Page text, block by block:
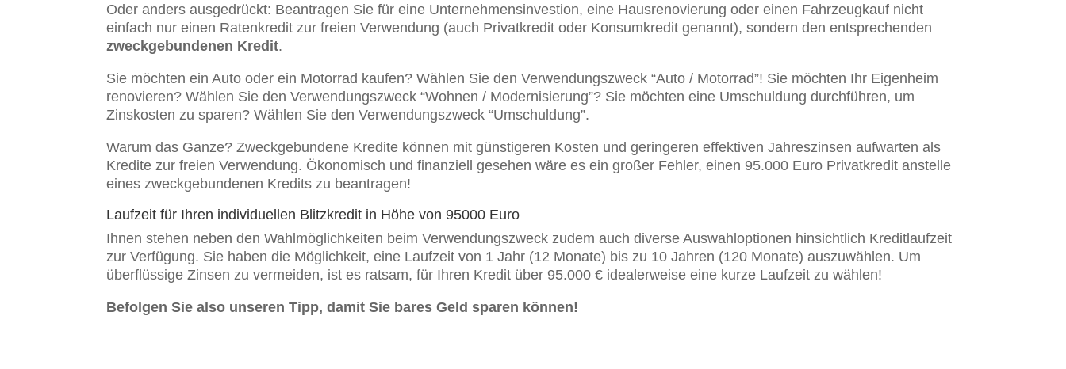
Oder anders ausgedrückt: Beantragen Sie für eine Unternehmensinvestion, eine Hausrenovierung oder einen Fahrzeugkauf nicht
einfach nur einen Ratenkredit zur freien Verwendung (auch Privatkredit oder Konsumkredit genannt), sondern den entsprechenden
zweckgebundenen Kredit.
Sie möchten ein Auto oder ein Motorrad kaufen? Wählen Sie den Verwendungszweck “Auto / Motorrad”! Sie möchten Ihr Eigenheim
renovieren? Wählen Sie den Verwendungszweck “Wohnen / Modernisierung”? Sie möchten eine Umschuldung durchführen, um
Zinskosten zu sparen? Wählen Sie den Verwendungszweck “Umschuldung”.
Warum das Ganze? Zweckgebundene Kredite können mit günstigeren Kosten und geringeren effektiven Jahreszinsen aufwarten als
Kredite zur freien Verwendung. Ökonomisch und finanziell gesehen wäre es ein großer Fehler, einen 95.000 Euro Privatkredit anstelle
eines zweckgebundenen Kredits zu beantragen!
Laufzeit für Ihren individuellen Blitzkredit in Höhe von 95000 Euro
Ihnen stehen neben den Wahlmöglichkeiten beim Verwendungszweck zudem auch diverse Auswahloptionen hinsichtlich Kreditlaufzeit
zur Verfügung. Sie haben die Möglichkeit, eine Laufzeit von 1 Jahr (12 Monate) bis zu 10 Jahren (120 Monate) auszuwählen. Um
überflüssige Zinsen zu vermeiden, ist es ratsam, für Ihren Kredit über 95.000 € idealerweise eine kurze Laufzeit zu wählen!
Befolgen Sie also unseren Tipp, damit Sie bares Geld sparen können!